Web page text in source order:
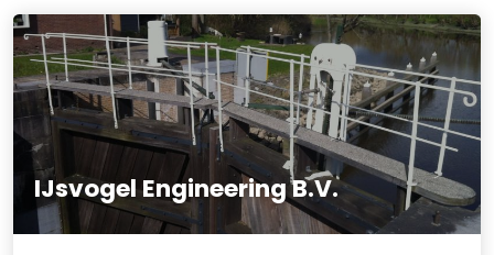
IJsvogel Engineering B.V.